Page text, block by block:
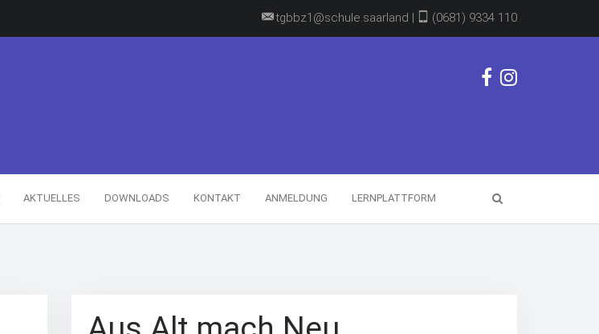
tgbbz1@schule.saarland | (0681) 9334 110
AKTUELLES DOWNLOADS KONTAKT ANMELDUNG LERNPLATTFORM